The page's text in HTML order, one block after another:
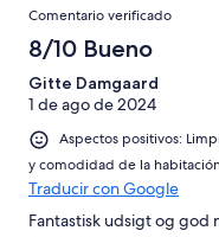
Comentario verificado
8/10 Bueno
Gitte Damgaard
1 de ago de 2024
Aspectos positivos:
y comodidad de la
Traducir con Google
Fantastisk udsigt og god